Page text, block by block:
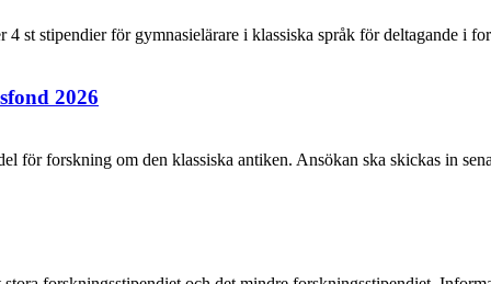
st stipendier för gymnasielärare i klassiska språk för deltagande i
2026
för forskning om den klassiska antiken. Ansökan ska skickas in